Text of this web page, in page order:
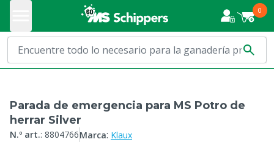
0
Parada de emergencia para MS Potro de
herrar Silver
N.º art.: 8804766Marca: Klaux